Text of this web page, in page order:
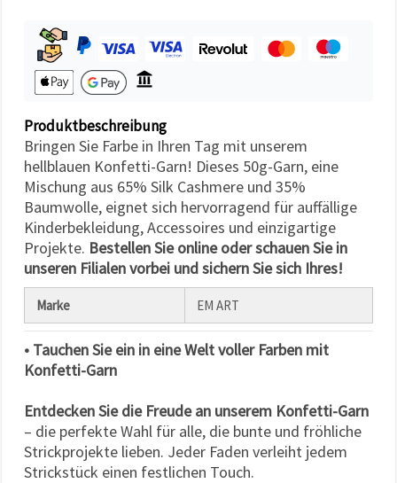
Alle
akzeptieren
Cookie-
Produktbeschreibung
Bringen Sie Farbe in Ihren Tag mit unserem
hellblauen Konfetti-Garn! Dieses 50g-Garn, eine
Mischung aus 65% Silk Cashmere und 35%
Baumwolle, eignet sich hervorragend für auffällige
Kinderbekleidung, Accessoires und einzigartige
Projekte. Bestellen Sie online oder schauen Sie in
unseren Filialen vorbei und sichern Sie sich Ihres!
Marke EM ART
• Tauchen Sie ein in eine Welt voller Farben mit
Konfetti-Garn
Entdecken Sie die Freude an unserem Konfetti-Garn
– die perfekte Wahl für alle, die bunte und fröhliche
Strickprojekte lieben. Jeder Faden verleiht jedem
Strickstück einen festlichen Touch.